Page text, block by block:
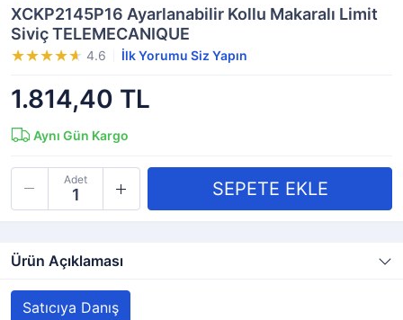
XCKP2145P16 Ayarlanabilir Kollu Makaralı Limit
Siviç TELEMECANIQUE
4.6 İlk Yorumu Siz Yapın
1.814,40 TL
Aynı Gün Kargo
Adet
Ürün Açıklaması
Satıcıya Danış